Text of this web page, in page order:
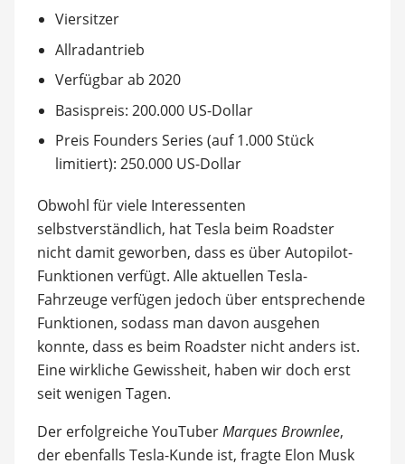
Viersitzer
Allradantrieb
Verfügbar ab 2020
Basispreis: 200.000 US-Dollar
Preis Founders Series (auf 1.000 Stück
limitiert): 250.000 US-Dollar
Obwohl für viele Interessenten
selbstverständlich, hat Tesla beim Roadster
nicht damit geworben, dass es über Autopilot-
Funktionen verfügt. Alle aktuellen Tesla-
Fahrzeuge verfügen jedoch über entsprechende
Funktionen, sodass man davon ausgehen
konnte, dass es beim Roadster nicht anders ist.
Eine wirkliche Gewissheit, haben wir doch erst
seit wenigen Tagen.
Der erfolgreiche YouTuberMarques Brownlee,
der ebenfalls Tesla-Kunde ist, fragte Elon Musk